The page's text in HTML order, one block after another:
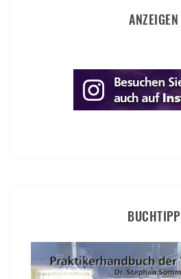
ANZEIGEN
BUCHTIPP